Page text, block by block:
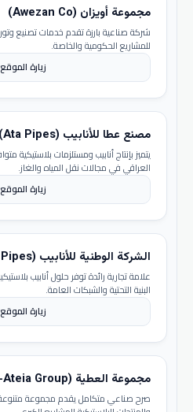
مجموعة أويزان (Awezan Co)
شركة صناعية بارزة تقدم خدمات تصنيع
للمشاريع الحكومية والخاصة.
زيارة الموقع
مصنع عطا للأنابيب (Ata Pipes)
يتميز بإنتاج أنابيب ومستلزمات بلاستيكية
العراقي في مجالات نقل المياه والغاز.
زيارة الموقع
الشركة الوطنية للأنابيب (National Pipes)
علامة تجارية رائدة توفر حلول أنابيب
البنية التحتية والشبكات العامة.
زيارة الموقع
مجموعة العطية (Al-Ateia Group)
صرح صناعي متكامل يقدم مجموعة متنوعة